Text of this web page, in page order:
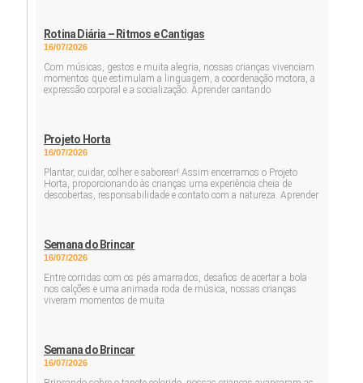
Rotina Diária – Ritmos e Cantigas
16/07/2026
Com músicas, gestos e muita alegria, nossas crianças vivenciam
momentos que estimulam a linguagem, a coordenação motora, a
expressão corporal e a socialização. Aprender cantando
Projeto Horta
16/07/2026
Plantar, cuidar, colher e saborear! Assim encerramos o Projeto
Horta, proporcionando às crianças uma experiência cheia de
descobertas, responsabilidade e contato com a natureza. Aprender
Semana do Brincar
16/07/2026
Entre corridas com os pés amarrados, desafios de acertar a bola
nos calções e uma animada roda de música, nossas crianças
viveram momentos de muita
Semana do Brincar
16/07/2026